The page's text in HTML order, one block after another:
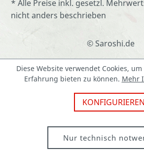
* Alle Preise inkl. gesetzl.
nicht anders beschrieben
© Saroshi.de
Diese Website verwendet Cookies,
Erfahrung bieten zu können. Mehr
KONFIGURIEREN
Nur technisch